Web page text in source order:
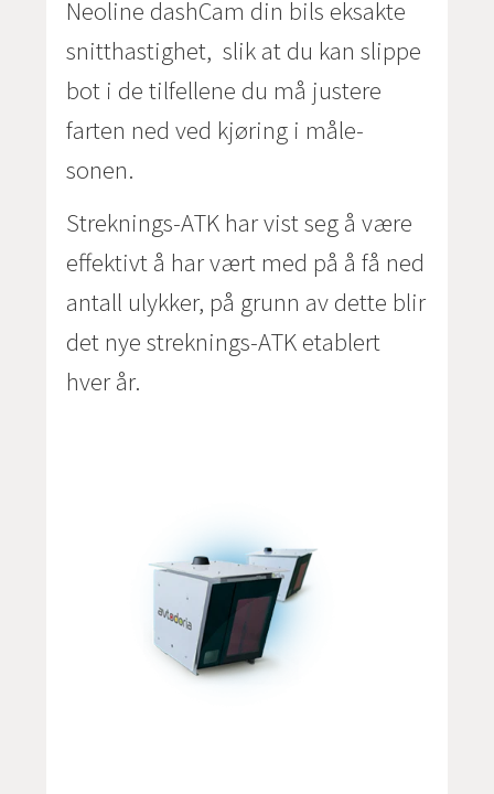
Neoline dashCam din bils eksakte
snitthastighet, slik at du kan slippe
bot i de tilfellene du må justere
farten ned ved kjøring i måle-
sonen.
Streknings-ATK har vist seg å være
effektivt å har vært med på å få ned
antall ulykker, på grunn av dette blir
det nye streknings-ATK etablert
hver år.